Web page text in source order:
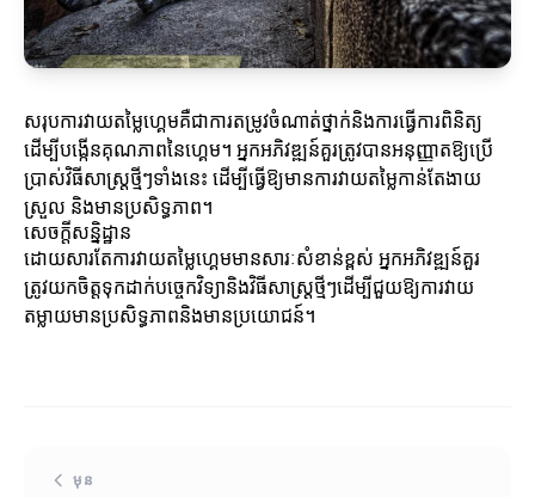
សរុបការវាយតម្លៃហ្គេមគឺជាការតម្រូវចំណាត់ថ្នាក់និងការធ្វើការពិនិត្យ
ដើម្បីបង្កើនគុណភាពនៃហ្គេម។ អ្នកអភិវឌ្ឍន៍គួរត្រូវបានអនុញ្ញាតឱ្យប្រើ
ប្រាស់វិធីសាស្ត្រថ្មីៗទាំងនេះ ដើម្បីធ្វើឱ្យមានការវាយតម្លៃកាន់តែងាយ
ស្រួល និងមានប្រសិទ្ធភាព។
សេចក្តីសន្និដ្ឋាន
ដោយសារតែការវាយតម្លៃហ្គេមមានសារៈសំខាន់ខ្ពស់ អ្នកអភិវឌ្ឍន៍គួរ
ត្រូវយកចិត្តទុកដាក់បច្ចេកវិទ្យានិងវិធីសាស្ត្រថ្មីៗដើម្បីជួយឱ្យការវាយ
តម្លាយមានប្រសិទ្ធភាពនិងមានប្រយោជន៍។
មុន